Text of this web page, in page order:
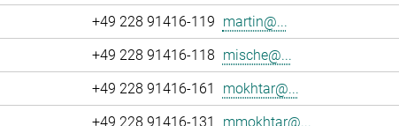
+49 228 91416-119 martin@...
+49 228 91416-118 mische@...
+49 228 91416-161 mokhtar@...
+49 228 91416-131 mmokhtar@...